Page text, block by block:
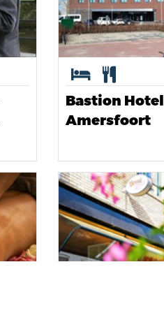
Bastion Hotel
Amersfoort